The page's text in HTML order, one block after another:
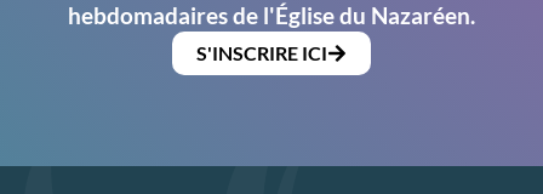
hebdomadaires de l'Église du Nazaréen.
S'INSCRIRE ICI